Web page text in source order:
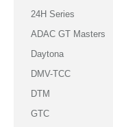
24H Series
ADAC GT Masters
Daytona
DMV-TCC
DTM
GTC